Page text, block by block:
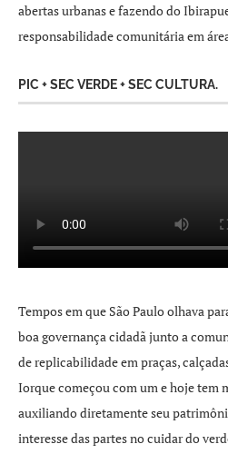
abertas urbanas e fazendo do
responsabilidade comunitária em
PIC + SEC VERDE + SEC CULTURA.
Tempos em que São Paulo olhava
boa governança cidadã junto a
de replicabilidade em praças,
Iorque começou com um e hoje tem
auxiliando diretamente seu
interesse das partes no cuidar do